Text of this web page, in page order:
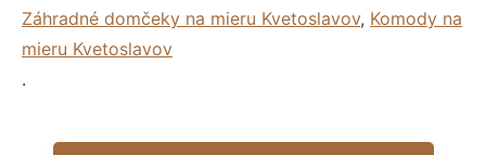
Záhradné domčeky na mieru Kvetoslavov, Komody na
mieru Kvetoslavov
.